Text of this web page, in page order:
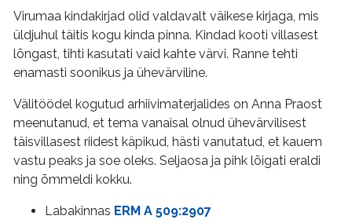
Virumaa kindakirjad olid valdavalt väikese kirjaga, mis
üldjuhul täitis kogu kinda pinna. Kindad kooti villasest
lõngast, tihti kasutati vaid kahte värvi. Ranne tehti
enamasti soonikus ja ühevärviline.
Välitöödel kogutud arhiivimaterjalides on Anna Praost
meenutanud, et tema vanaisal olnud ühevärvilisest
täisvillasest riidest käpikud, hästi vanutatud, et kauem
vastu peaks ja soe oleks. Seljaosa ja pihk lõigati eraldi
ning õmmeldi kokku.
Labakinnas ERM A 509:2907